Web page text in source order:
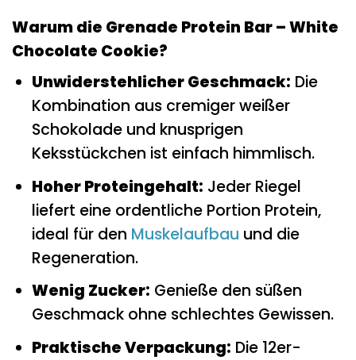
Warum die Grenade Protein Bar – White
Chocolate Cookie?
Unwiderstehlicher Geschmack: Die
Kombination aus cremiger weißer
Schokolade und knusprigen
Keksstückchen ist einfach himmlisch.
Hoher Proteingehalt: Jeder Riegel
liefert eine ordentliche Portion Protein,
ideal für den Muskelaufbau und die
Regeneration.
Wenig Zucker: Genieße den süßen
Geschmack ohne schlechtes Gewissen.
Praktische Verpackung: Die 12er-